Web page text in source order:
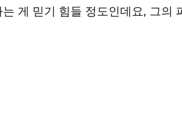
게 믿기 힘들 정도인데요, 그의